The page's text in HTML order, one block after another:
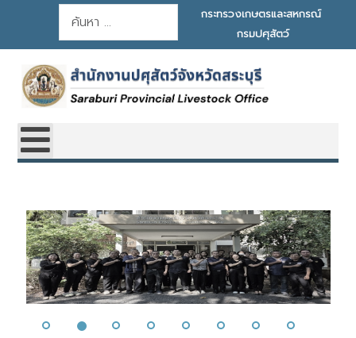
การค้นหา
กระทรวงเกษตรและสหกรณ์
กรมปศุสัตว์